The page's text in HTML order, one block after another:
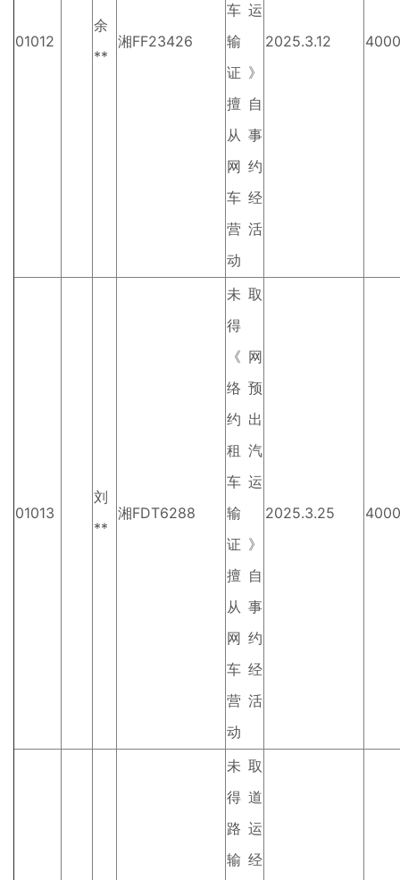
01012
余
**
湘FF23426
车运
输
证》
擅自
从事
网约
车经
营活
动
2025.3.12 4000
01013
刘
**
湘FDT6288
未取
得
《网
络预
约出
租汽
车运
输
证》
擅自
从事
网约
车经
营活
动
2025.3.25 4000
未取
得道
路运
输经